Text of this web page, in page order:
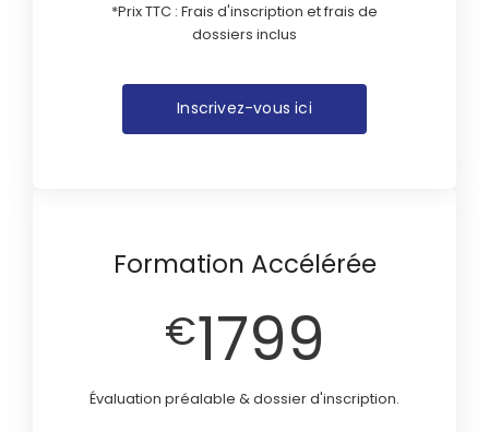
*Prix TTC : Frais d'inscription et frais de
dossiers inclus
Inscrivez-vous ici
Formation Accélérée
€1799
Évaluation préalable & dossier d'inscription.